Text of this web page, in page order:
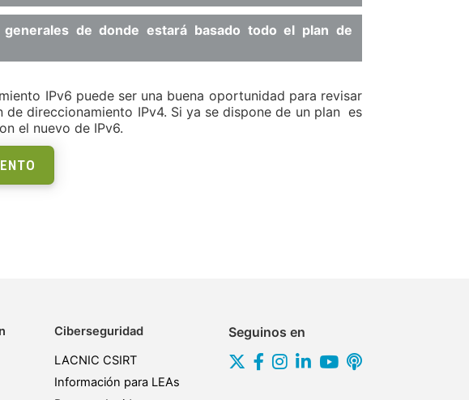
de donde estará basado todo el plan de
IPv6 puede ser una buena oportunidad para revisar
direccionamiento IPv4. Si ya se dispone de un plan es
el nuevo de IPv6.
Ciberseguridad
LACNIC CSIRT
Información para LEAs
Seguinos en